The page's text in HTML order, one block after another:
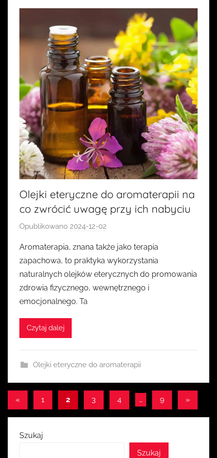
Olejki eteryczne do aromaterapii na
co zwrócić uwagę przy ich nabyciu
Opublikowano 2024-12-02
z
e
z
k
Aromaterapia, znana także jako terapia
zapachowa, to praktyka wykorzystania
naturalnych olejków eterycznych do promowania
zdrowia fizycznego, wewnętrznego i
emocjonalnego. Ta
Czytaj dalej
Olejki eteryczne do aromaterapii
Stronicowanie
wpisów
«Poprzednie
1 2 3 4 … 9 »
Szukaj
Szukaj